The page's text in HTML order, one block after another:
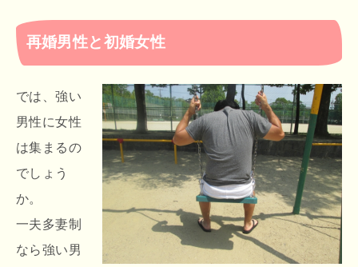
再婚男性と初婚女性
では、強い
男性に女性
は集まるの
でしょう
か。
一夫多妻制
なら強い男